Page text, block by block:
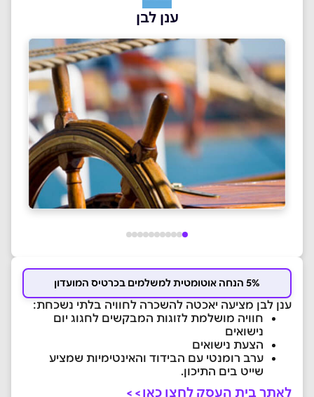
ענן לבן
5% הנחה אוטומטית למשלמים בכרטיס המועדון
ענן לבן מציעה יאכטה להשכרה לחוויה בלתי נשכחת:
חוויה מושלמת לזוגות המבקשים לחגוג יום
נישואים
הצעת נישואים
ערב רומנטי עם הבידוד והאינטימיות שמציע
שייט בים התיכון.
לאתר בית העסק לחצו כאן>>